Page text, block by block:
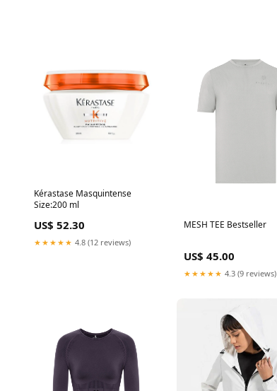
Kérastase Masquintense
Size:200 ml
US$ 52.30
★★★★★ 4.8 (12 reviews)
MESH TEE Bestseller
US$ 45.00
★★★★★ 4.3 (9 reviews)